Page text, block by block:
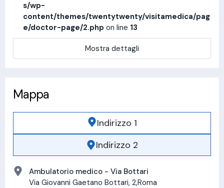
s/wp-
content/themes/twentytwenty/visitamedica/pag
e/doctor-page/2.php on line 13
Mostra dettagli
Mappa
Indirizzo 1
Indirizzo 2
Ambulatorio medico - Via Bottari
Via Giovanni Gaetano Bottari, 2,Roma